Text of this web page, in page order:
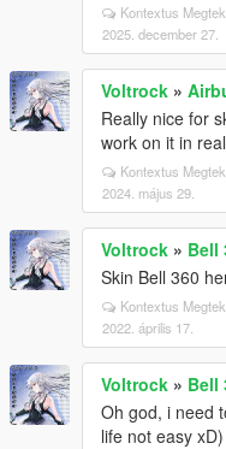
Kontextus
2025. december 27.
Voltrock »
Really nice for
work on it in
Kontextus
2024. május 29.
Voltrock » Bell
Skin Bell 360
Kontextus
2022. április 17.
Voltrock » Bell
Oh god, i need
life not easy xD)